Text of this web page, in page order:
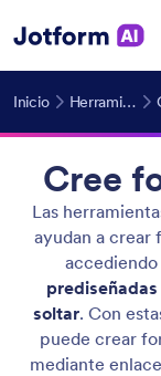
Inicio Herramientas IA
Cree
Las
ayudan a crear
prediseñadas
soltar. Con
puede crear
mediante